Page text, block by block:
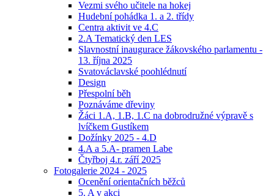
Vezmi svého učitele na hokej
Hudební pohádka 1. a 2. třídy
Centra aktivit ve 4.C
2.A Tematický den LES
Slavnostní inaugurace žákovského parlamentu -
13. října 2025
Svatováclavské poohlédnutí
Design
Přespolní běh
Poznáváme dřeviny
Žáci 1.A, 1.B, 1.C na dobrodružné výpravě s
lvíčkem Gustíkem
Dožínky 2025 - 4.D
4.A a 5.A- pramen Labe
Čtyřboj 4.r. září 2025
Fotogalerie 2024 - 2025
Ocenění orientačních běžců
5. A v akci